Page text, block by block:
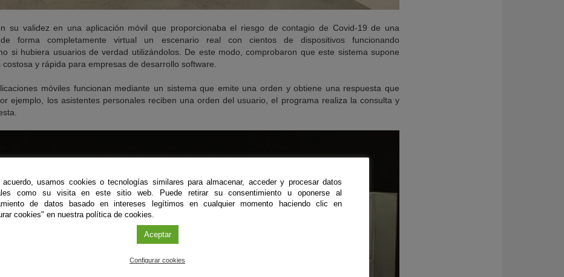
su validez en una aplicación móvil que proporcionaba el riesgo de contagio de Covid-19 de una
forma completamente virtual un escenario real con cientos de dispositivos funcionando
si hubiera usuarios de verdad utilizándolos. De este modo, comprobaron que este sistema supone
y rápida para empresas de desarrollo software.
móviles funcionan mediante un sistema que emite una orden y obtiene una respuesta que
ejemplo, los asistentes personales reciben una orden del usuario, el programa realiza la consulta y
usamos cookies o tecnologías similares para almacenar, acceder y procesar datos
como su visita en este sitio web. Puede retirar su consentimiento u oponerse al
de datos basado en intereses legítimos en cualquier momento haciendo clic en
cookies" en nuestra política de cookies.
Aceptar
Configurar cookies